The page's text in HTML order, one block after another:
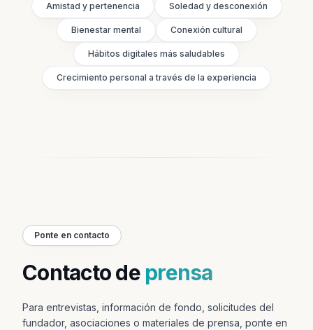
Amistad y pertenencia Soledad y desconexión
Bienestar mental Conexión cultural
Hábitos digitales más saludables
Crecimiento personal a través de la experiencia
Ponte en contacto
Contacto de prensa
Para entrevistas, información de fondo, solicitudes del
fundador, asociaciones o materiales de prensa, ponte en